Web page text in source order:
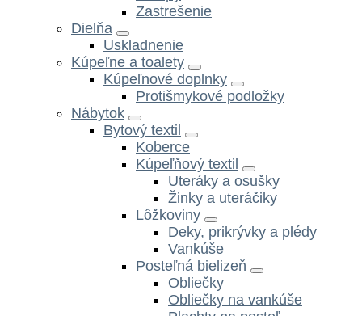
Zastrešenie
Dielňa
Uskladnenie
Kúpeľne a toalety
Kúpeľnové doplnky
Protišmykové podložky
Nábytok
Bytový textil
Koberce
Kúpeľňový textil
Uteráky a osušky
Žinky a uteráčiky
Lôžkoviny
Deky, prikrývky a plédy
Vankúše
Posteľná bielizeň
Obliečky
Obliečky na vankúše